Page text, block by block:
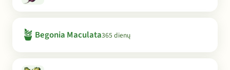
🪴 Begonia Maculata365 dienų